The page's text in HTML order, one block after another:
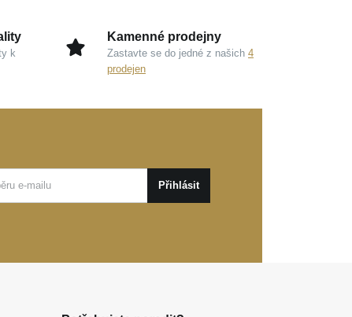
k
Kamenné prodejny
Zastavte se do jedné z našich 4
prodejen
Přihlásit